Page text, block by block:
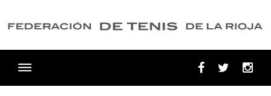
FacebookTwitter